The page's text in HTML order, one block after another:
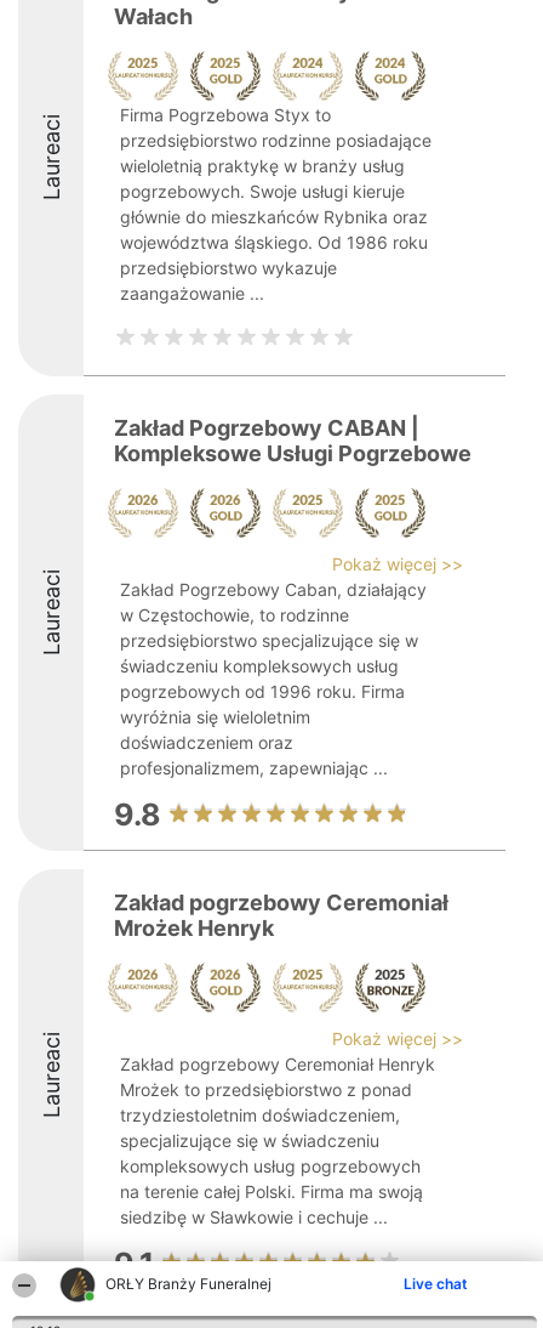
ORŁY Branży Funeralnej Live chat
Laureaci
Wałach
Firma Pogrzebowa Styx to
przedsiębiorstwo rodzinne posiadające
wieloletnią praktykę w branży usług
pogrzebowych. Swoje usługi kieruje
głównie do mieszkańców Rybnika oraz
województwa śląskiego. Od 1986 roku
przedsiębiorstwo wykazuje
zaangażowanie ...
Laureaci
Zakład Pogrzebowy CABAN |
Kompleksowe Usługi Pogrzebowe
Pokaż więcej >>
Zakład Pogrzebowy Caban, działający
w Częstochowie, to rodzinne
przedsiębiorstwo specjalizujące się w
świadczeniu kompleksowych usług
pogrzebowych od 1996 roku. Firma
wyróżnia się wieloletnim
doświadczeniem oraz
profesjonalizmem, zapewniając ...
9.8
Laureaci
Zakład pogrzebowy Ceremoniał
Mrożek Henryk
Pokaż więcej >>
Zakład pogrzebowy Ceremoniał Henryk
Mrożek to przedsiębiorstwo z ponad
trzydziestoletnim doświadczeniem,
specjalizujące się w świadczeniu
kompleksowych usług pogrzebowych
na terenie całej Polski. Firma ma swoją
siedzibę w Sławkowie i cechuje ...
9.1